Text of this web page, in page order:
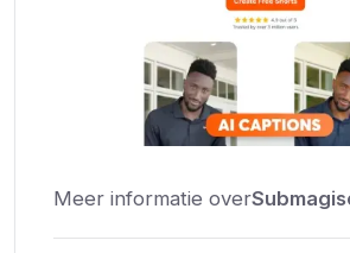
Meer informatie over